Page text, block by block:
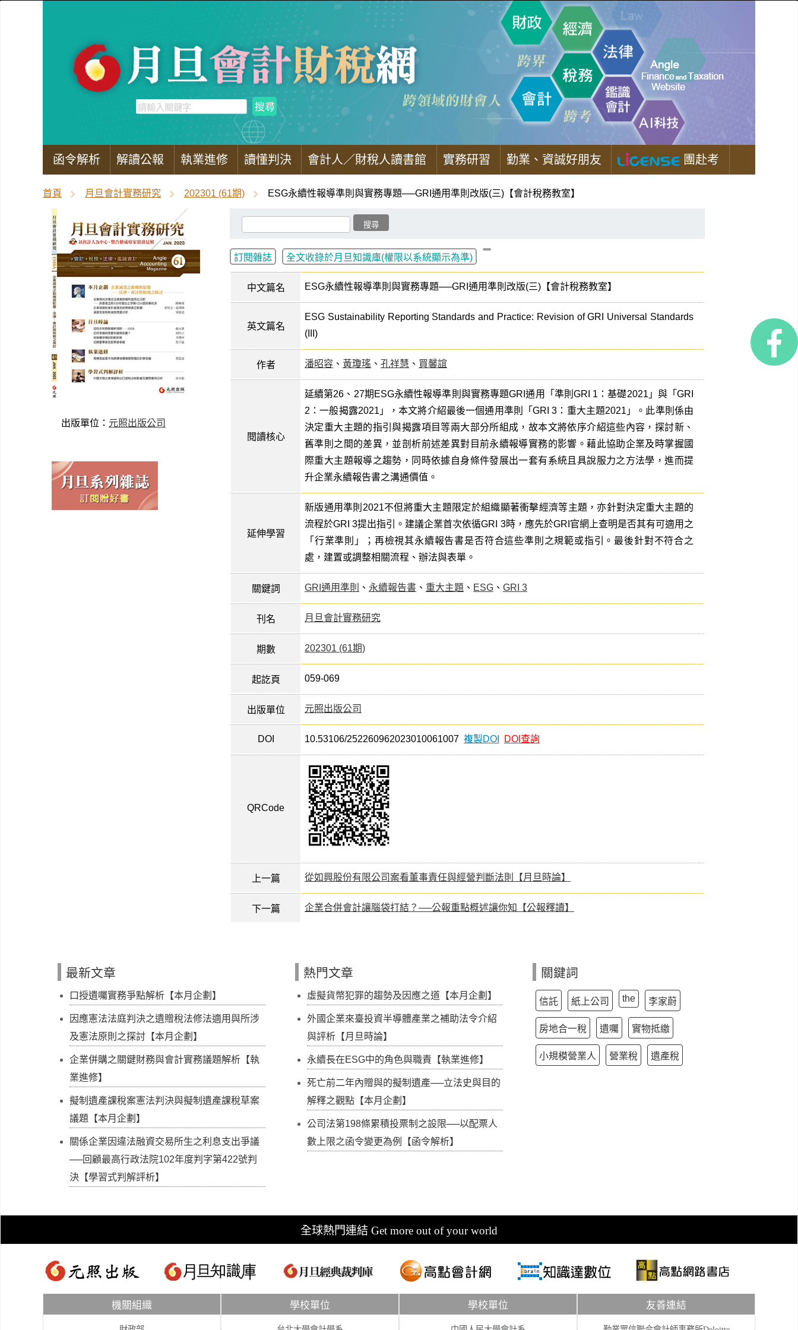
函令解析 解讀公報 執業進修 讀懂判決 會計人／財稅人讀書館 實務研習 勤業、資誠好朋友 團赴考
首頁 月旦會計實務研究 202301 (61期) ESG永續性報導準則與實務專題──GRI通用準則改版(三)【會計稅務教室】
出版單位： 元照出版公司
訂閱雜誌 全文收錄於月旦知識庫(權限以系統顯示為準)
中文篇名 ESG永續性報導準則與實務專題──GRI通用準則改版(三)【會計稅務教室】
英文篇名
ESG Sustainability Reporting Standards and Practice: Revision of GRI Universal Standards
(III)
作者 潘昭容 、 黃瓊瑤 、 孔祥慧 、 買馨誼
閱讀核心
延續第26、27期ESG永續性報導準則與實務專題GRI通用「準則GRI 1：基礎2021」與「GRI
2：一般揭露2021」，本文將介紹最後一個通用準則「GRI 3：重大主題2021」。此準則係由
決定重大主題的指引與揭露項目等兩大部分所組成，故本文將依序介紹這些內容，探討新、
舊準則之間的差異，並剖析前述差異對目前永續報導實務的影響。藉此協助企業及時掌握國
際重大主題報導之趨勢，同時依據自身條件發展出一套有系統且具說服力之方法學，進而提
升企業永續報告書之溝通價值。
延伸學習
新版通用準則2021不但將重大主題限定於組織顯著衝擊經濟等主題，亦針對決定重大主題的
流程於GRI 3提出指引。建議企業首次依循GRI 3時，應先於GRI官網上查明是否其有可適用之
「行業準則」；再檢視其永續報告書是否符合這些準則之規範或指引。最後針對不符合之
處，建置或調整相關流程、辦法與表單。
關鍵詞 GRI通用準則 、 永續報告書 、 重大主題 、 ESG 、 GRI 3
刊名 月旦會計實務研究
期數 202301 (61期)
起訖頁 059-069
出版單位 元照出版公司
DOI 10.53106/252260962023010061007 複製DOI DOI查詢
QRCode
上一篇 從如興股份有限公司案看董事責任與經營判斷法則【月旦時論】
下一篇 企業合併會計讓腦袋打結？──公報重點概述讓你知【公報釋讀】
最新文章
口授遺囑實務爭點解析【本月企劃】
因應憲法法庭判決之遺贈稅法修法適用與所涉
及憲法原則之探討【本月企劃】
企業併購之關鍵財務與會計實務議題解析【執
業進修】
擬制遺產課稅案憲法判決與擬制遺產課稅草案
議題【本月企劃】
關係企業因違法融資交易所生之利息支出爭議
──回顧最高行政法院102年度判字第422號判
決【學習式判解評析】
熱門文章
虛擬貨幣犯罪的趨勢及因應之道【本月企劃】
外國企業來臺投資半導體產業之補助法令介紹
與評析【月旦時論】
永續長在ESG中的角色與職責【執業進修】
死亡前二年內贈與的擬制遺產──立法史與目的
解釋之觀點【本月企劃】
公司法第198條累積投票制之設限──以配票人
數上限之函令變更為例【函令解析】
關鍵詞
信託 紙上公司 the 李家蔚
房地合一稅 遺囑 實物抵繳
小規模營業人 營業稅 遺產稅
全球熱門連結 Get more out of your world
機關組織 學校單位 學校單位 友善連結